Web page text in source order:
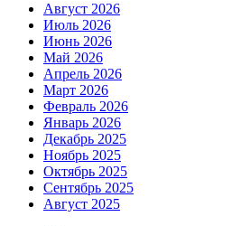
Август 2026
Июль 2026
Июнь 2026
Май 2026
Апрель 2026
Март 2026
Февраль 2026
Январь 2026
Декабрь 2025
Ноябрь 2025
Октябрь 2025
Сентябрь 2025
Август 2025